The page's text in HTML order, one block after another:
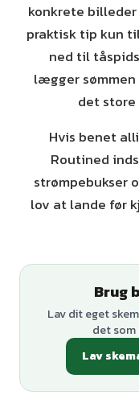
konkrete
praktisk tip kun
ned til
lægger
det
Hvis benet
Routined
strømpebukser
lov at lande før
Brug
Lav dit eget
det som
Lav